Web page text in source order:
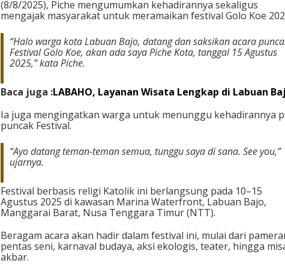
(8/8/2025), Piche mengumumkan kehadirannya sekaligus
mengajak masyarakat untuk meramaikan festival Golo Koe
“Halo warga kota Labuan Bajo, datang dan saksikan acara
Festival Golo Koe, akan ada saya Piche Kota, tanggal 15 Agustus
2025,” kata Piche.
Baca juga :LABAHO, Layanan Wisata Lengkap di Labuan
Ia juga mengingatkan warga untuk menunggu kehadirannya
puncak Festival.
“Ayo datang teman-teman semua, tunggu saya di sana. See you,”
ujarnya.
Festival berbasis religi Katolik ini berlangsung pada 10–15
Agustus 2025 di kawasan Marina Waterfront, Labuan Bajo,
Manggarai Barat, Nusa Tenggara Timur (NTT).
Beragam acara akan hadir dalam festival ini, mulai dari
pentas seni, karnaval budaya, aksi ekologis, teater, hingga
akbar.